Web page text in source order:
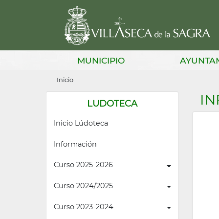
MUNICIPIO
Sobrescribir
enlaces
ayuda
a
la
navegación
Inicio
LUDOTECA
Inicio Lúdoteca
Información
Curso 2025-2026
Curso 2024/2025
Curso 2023-2024